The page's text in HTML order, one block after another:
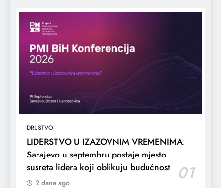
DRUŠTVO
LIDERSTVO U IZAZOVNIM VREMENIMA:
Sarajevo u septembru postaje mjesto
susreta lidera koji oblikuju budućnost
01
2 dana ago